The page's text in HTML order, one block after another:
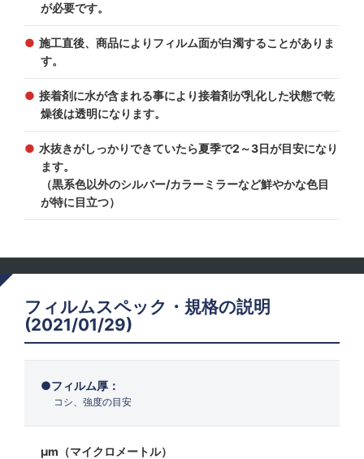
が必要です。
施工直後、商品によりフィルム面が白濁することがありま
す。
接着剤に水が含まれる事により接着剤が乳化した状態で乾
燥後は透明になります。
水抜きがしっかりできていたら夏季で2～3日が目安になり
ます。
（黒系色以外のシルバー/カラーミラーなど鮮やかな色目
が特に目立つ）
フィルムスペック・規格の説明
(2021/01/29)
フィルム厚：
コシ、強度の目安
μm（マイクロメートル）